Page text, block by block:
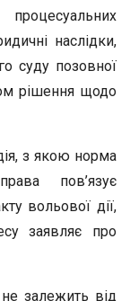
наслідки,
суду позовної
рішення щодо
з якою норма
пов’язує
вольової дії,
заявляє про
залежить від